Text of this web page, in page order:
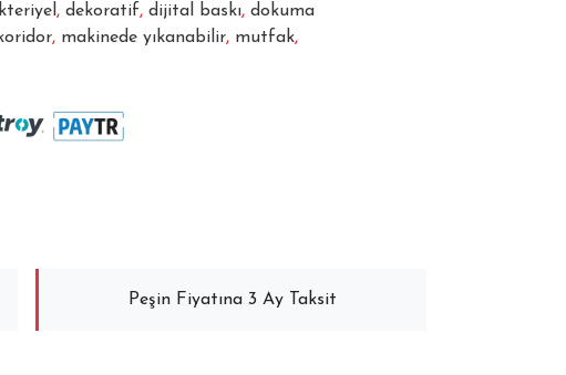
, dekoratif, dijital baskı, dokuma
koridor, makinede yıkanabilir, mutfak,
Peşin Fiyatına 3 Ay Taksit